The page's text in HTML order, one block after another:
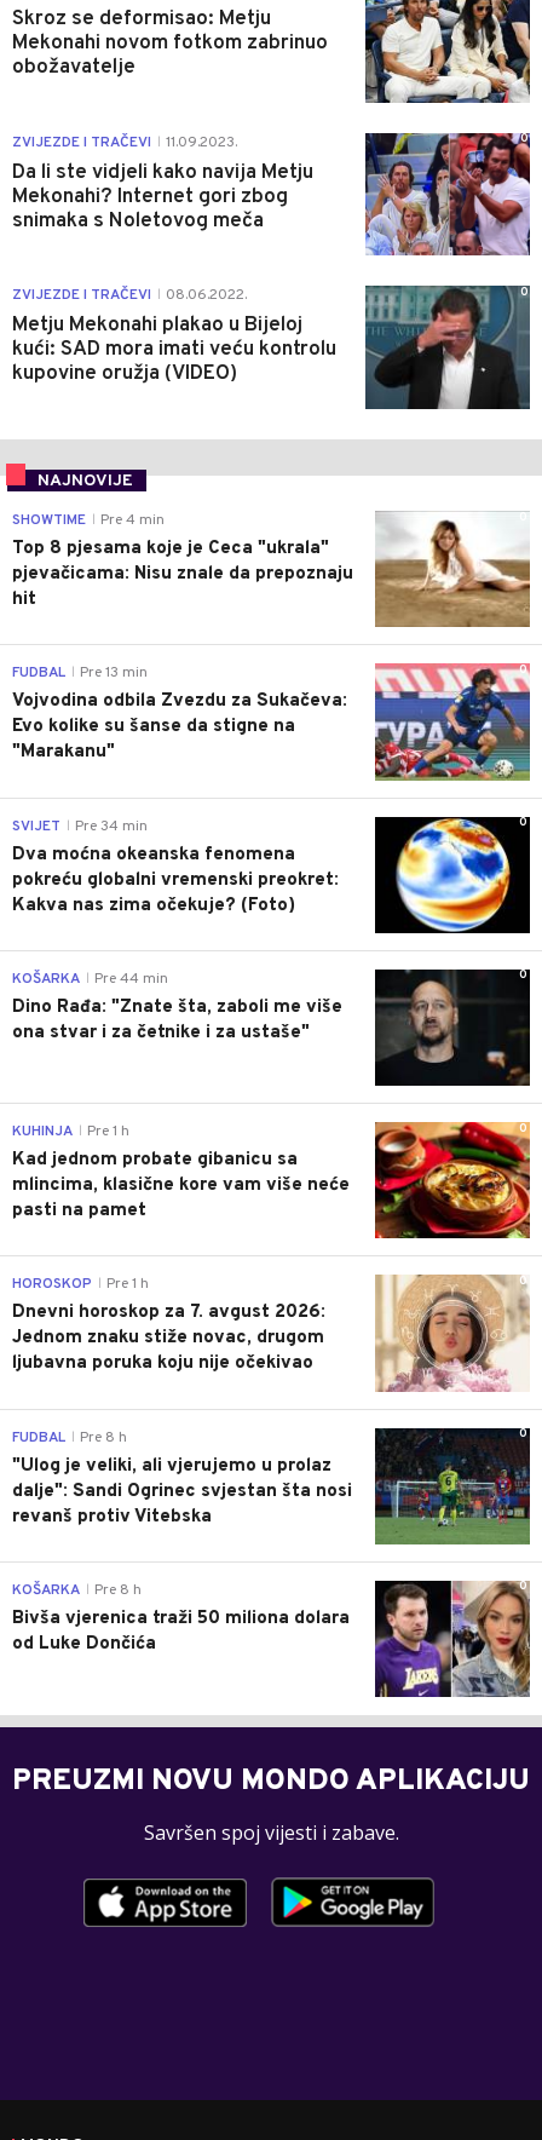
Skroz se deformisao: Metju
Mekonahi novom fotkom zabrinuo
obožavatelje
ZVIJEZDE I TRAČEVI 11.09.2023.
Da li ste vidjeli kako navija Metju
Mekonahi? Internet gori zbog
snimaka s Noletovog meča
0
ZVIJEZDE I TRAČEVI 08.06.2022.
Metju Mekonahi plakao u Bijeloj
kući: SAD mora imati veću kontrolu
kupovine oružja (VIDEO)
0
NAJNOVIJE
0
SHOWTIME Pre 4 min
Top 8 pjesama koje je Ceca "ukrala"
pjevačicama: Nisu znale da prepoznaju
hit
0
FUDBAL Pre 13 min
Vojvodina odbila Zvezdu za Sukačeva:
Evo kolike su šanse da stigne na
"Marakanu"
0
SVIJET Pre 34 min
Dva moćna okeanska fenomena
pokreću globalni vremenski preokret:
Kakva nas zima očekuje? (Foto)
0
KOŠARKA Pre 44 min
Dino Rađa: "Znate šta, zaboli me više
ona stvar i za četnike i za ustaše"
0
KUHINJA Pre 1 h
Kad jednom probate gibanicu sa
mlincima, klasične kore vam više neće
pasti na pamet
0
HOROSKOP Pre 1 h
Dnevni horoskop za 7. avgust 2026:
Jednom znaku stiže novac, drugom
ljubavna poruka koju nije očekivao
0
FUDBAL Pre 8 h
"Ulog je veliki, ali vjerujemo u prolaz
dalje": Sandi Ogrinec svjestan šta nosi
revanš protiv Vitebska
0
KOŠARKA Pre 8 h
Bivša vjerenica traži 50 miliona dolara
od Luke Dončića
PREUZMI NOVU MONDO APLIKACIJU
Savršen spoj vijesti i zabave.